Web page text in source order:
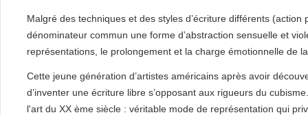
Malgré des techniques et des styles d’écriture différents
dénominateur commun une forme d’abstraction sensuelle et
représentations, le prolongement et la charge émotionnelle de
Cette jeune génération d’artistes américains après avoir
d’inventer une écriture libre s’opposant aux rigueurs du
l'art du XX ème siècle : véritable mode de représentation qui